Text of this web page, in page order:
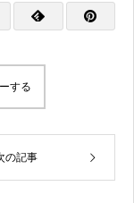
する
の記事